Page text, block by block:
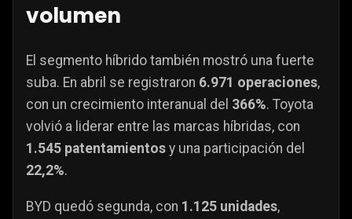
volumen
El segmento híbrido también mostró una fuerte
suba. En abril se registraron 6.971 operaciones,
con un crecimiento interanual del 366%. Toyota
volvió a liderar entre las marcas híbridas, con
1.545 patentamientos y una participación del
22,2%.
BYD quedó segunda, con 1.125 unidades,